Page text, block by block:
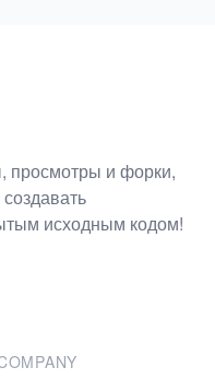
просмотры и форки,
исходным кодом!